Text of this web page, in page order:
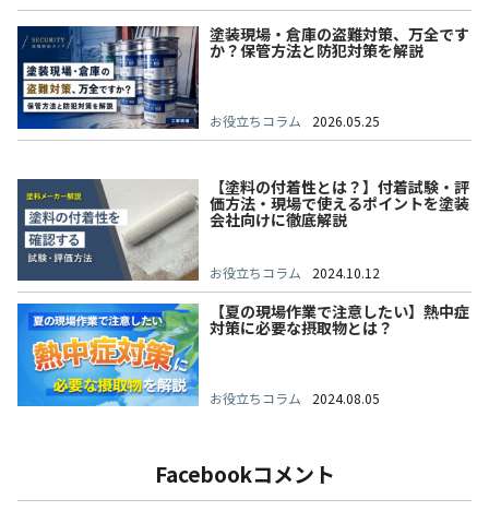
お役立ちコラム 2026.05.25
塗装現場・倉庫の盗難対策、万全です
か？保管方法と防犯対策を解説
お役立ちコラム 2024.10.12
【塗料の付着性とは？】付着試験・評
価方法・現場で使えるポイントを塗装
会社向けに徹底解説
お役立ちコラム 2024.08.05
【夏の現場作業で注意したい】熱中症
対策に必要な摂取物とは？
Facebookコメント